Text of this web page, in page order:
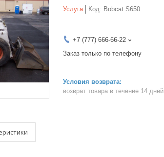
Услуга Код: Bobcat S650
+7 (777) 666-66-22
Заказ только по телефону
возврат товара в течение 14 дней